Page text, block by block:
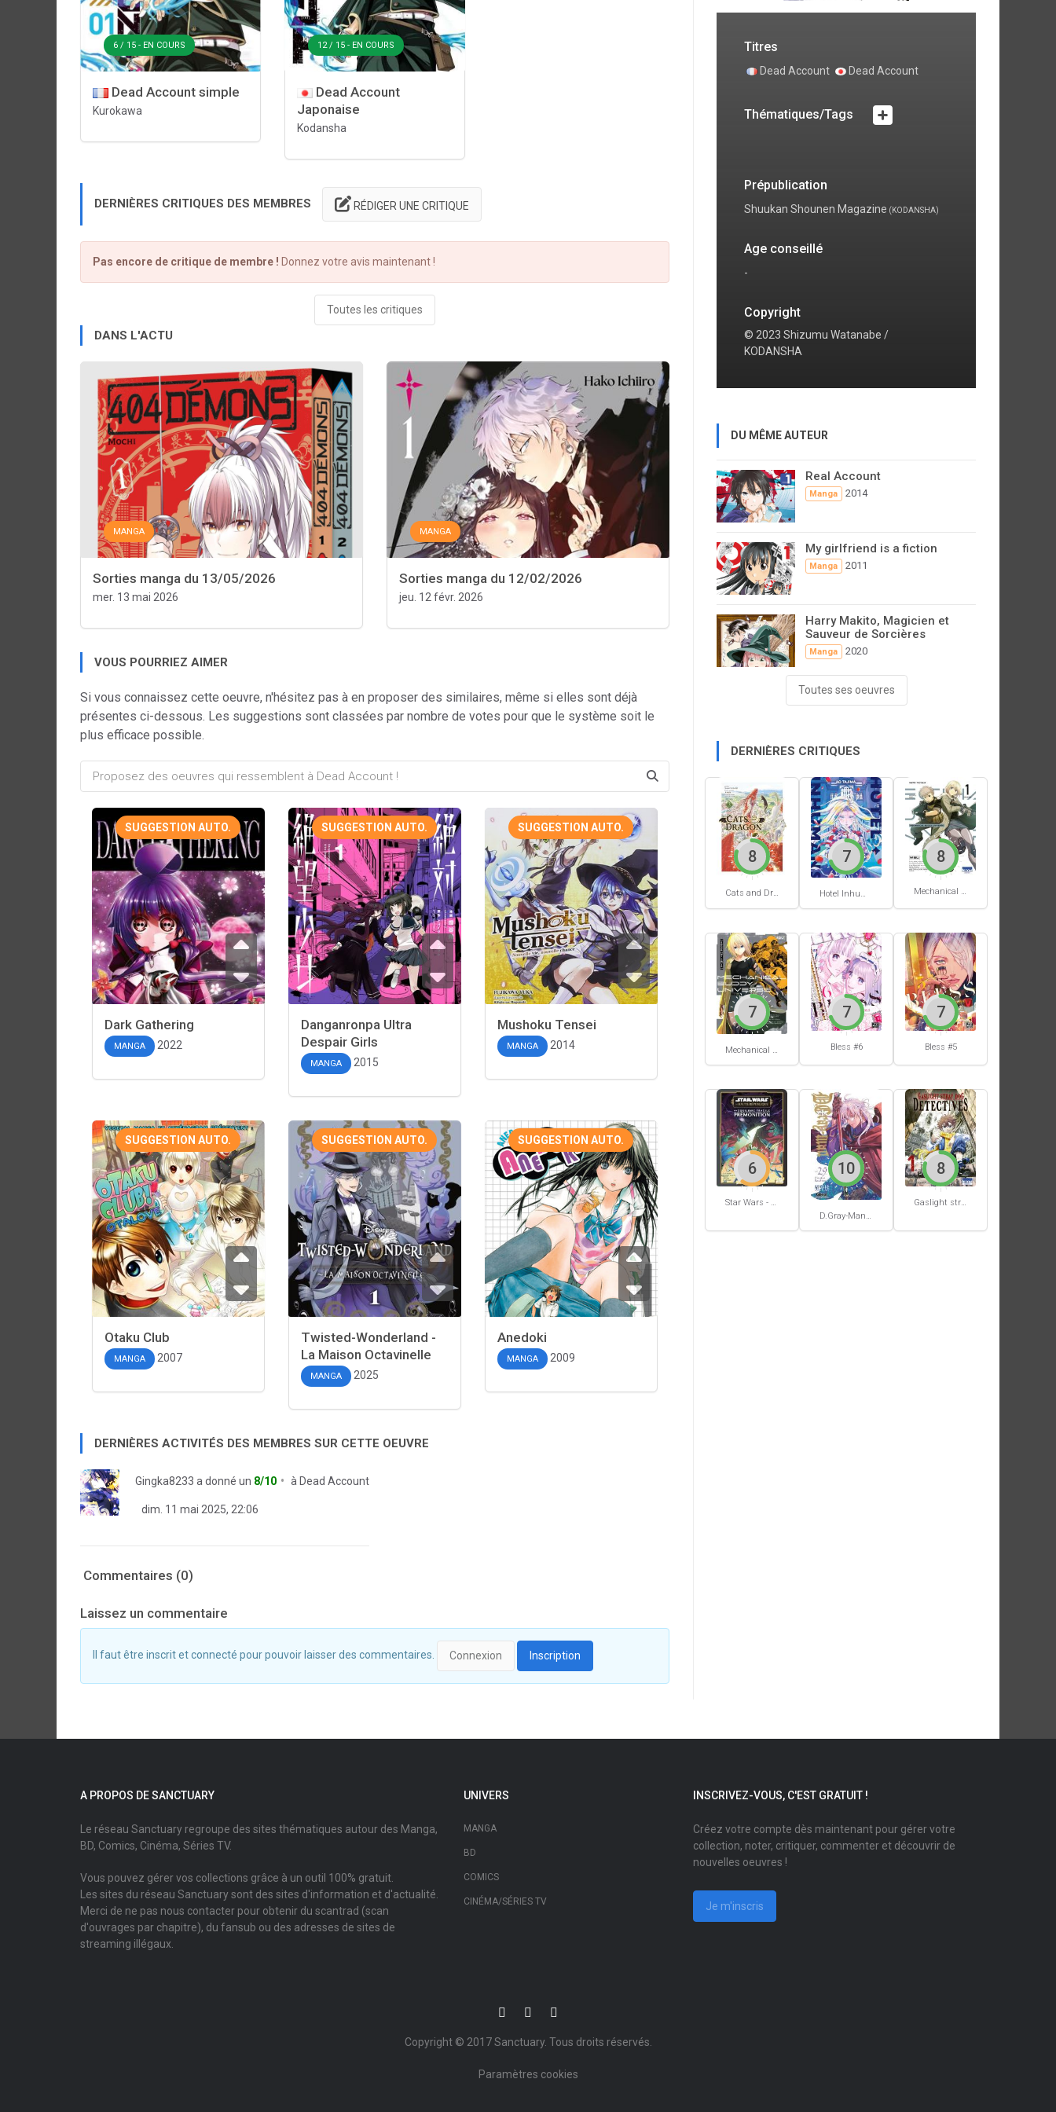
6 / 15 - EN COURS
Dead Account simple
Kurokawa
12 / 15 - EN COURS
Dead Account
Japonaise
Kodansha
DERNIÈRES CRITIQUES DES MEMBRES RÉDIGER UNE CRITIQUE
Pas encore de critique de membre ! Donnez votre avis maintenant !
Toutes les critiques
DANS L'ACTU
MANGA
Sorties manga du 13/05/2026
mer. 13 mai 2026
MANGA
Sorties manga du 12/02/2026
jeu. 12 févr. 2026
VOUS POURRIEZ AIMER
Si vous connaissez cette oeuvre, n'hésitez pas à en proposer des similaires, même si elles sont déjà
présentes ci-dessous. Les suggestions sont classées par nombre de votes pour que le système soit le
plus efficace possible.
SUGGESTION AUTO.
Dark Gathering
MANGA 2022
SUGGESTION AUTO.
Danganronpa Ultra
Despair Girls
MANGA 2015
SUGGESTION AUTO.
Mushoku Tensei
MANGA 2014
SUGGESTION AUTO.
Otaku Club
MANGA 2007
SUGGESTION AUTO.
Twisted-Wonderland -
La Maison Octavinelle
MANGA 2025
SUGGESTION AUTO.
Anedoki
MANGA 2009
DERNIÈRES ACTIVITÉS DES MEMBRES SUR CETTE OEUVRE
Gingka8233 a donné un 8/10 à Dead Account
dim. 11 mai 2025, 22:06
Commentaires (0)
Laissez un commentaire
Il faut être inscrit et connecté pour pouvoir laisser des commentaires. Connexion Inscription
Titres
Dead Account Dead Account
Thématiques/Tags
Prépublication
Shuukan Shounen Magazine (KODANSHA)
Age conseillé
-
Copyright
© 2023 Shizumu Watanabe /
KODANSHA
DU MÊME AUTEUR
Real Account
Manga 2014
My girlfriend is a fiction
Manga 2011
Harry Makito, Magicien et
Sauveur de Sorcières
Manga 2020
Toutes ses oeuvres
DERNIÈRES CRITIQUES
Cats and Dragon #3
8
Hotel Inhumans #1
7
Mechanical Buddy Universe #1
8
Mechanical Buddy Universe #0
7
Bless #6
7
Bless #5
7
Star Wars - La Haute République - Un équilibre fragile
6
D.Gray-Man #29
10
Gaslight stray dog detectives #1
8
A PROPOS DE SANCTUARY
Le réseau Sanctuary regroupe des sites thématiques autour des Manga,
BD, Comics, Cinéma, Séries TV.
Vous pouvez gérer vos collections grâce à un outil 100% gratuit.
Les sites du réseau Sanctuary sont des sites d'information et d'actualité.
Merci de ne pas nous contacter pour obtenir du scantrad (scan
d'ouvrages par chapitre), du fansub ou des adresses de sites de
streaming illégaux.
UNIVERS
MANGA
BD
COMICS
CINÉMA/SÉRIES TV
INSCRIVEZ-VOUS, C'EST GRATUIT !
Créez votre compte dès maintenant pour gérer votre
collection, noter, critiquer, commenter et découvrir de
nouvelles oeuvres !
Je m'inscris
Copyright © 2017Sanctuary. Tous droits réservés.
Paramètres cookies